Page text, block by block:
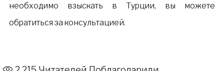
необходимо взыскать в Турции, вы можете
обратиться за консультацией.